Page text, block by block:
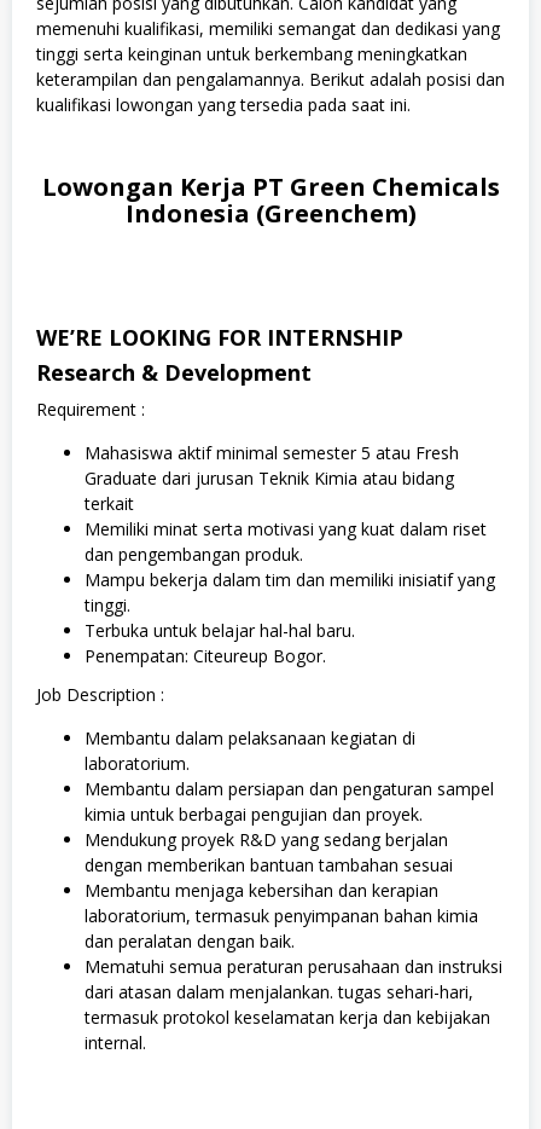
memenuhi kualifikasi, memiliki semangat dan dedikasi yang
tinggi serta keinginan untuk berkembang meningkatkan
keterampilan dan pengalamannya. Berikut adalah posisi dan
kualifikasi lowongan yang tersedia pada saat ini.
Lowongan Kerja PT Green Chemicals
Indonesia (Greenchem)
WE’RE LOOKING FOR INTERNSHIP
Research & Development
Requirement :
Mahasiswa aktif minimal semester 5 atau Fresh
Graduate dari jurusan Teknik Kimia atau bidang
terkait
Memiliki minat serta motivasi yang kuat dalam riset
dan pengembangan produk.
Mampu bekerja dalam tim dan memiliki inisiatif yang
tinggi.
Terbuka untuk belajar hal-hal baru.
Penempatan: Citeureup Bogor.
Job Description :
Membantu dalam pelaksanaan kegiatan di
laboratorium.
Membantu dalam persiapan dan pengaturan sampel
kimia untuk berbagai pengujian dan proyek.
Mendukung proyek R&D yang sedang berjalan
dengan memberikan bantuan tambahan sesuai
Membantu menjaga kebersihan dan kerapian
laboratorium, termasuk penyimpanan bahan kimia
dan peralatan dengan baik.
Mematuhi semua peraturan perusahaan dan instruksi
dari atasan dalam menjalankan. tugas sehari-hari,
termasuk protokol keselamatan kerja dan kebijakan
internal.